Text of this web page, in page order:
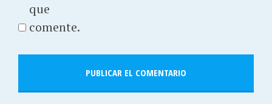
que
comente.